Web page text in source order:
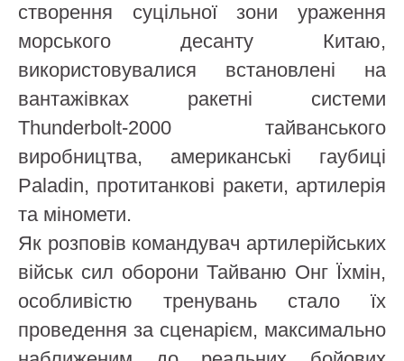
створення суцільної зони ураження
морського десанту Китаю,
використовувалися встановлені на
вантажівках ракетні системи
Thunderbolt-2000 тайванського
виробництва, американські гаубиці
Paladin, протитанкові ракети, артилерія
та міномети.
Як розповів командувач артилерійських
військ сил оборони Тайваню Онг Їхмін,
особливістю тренувань стало їх
проведення за сценарієм, максимально